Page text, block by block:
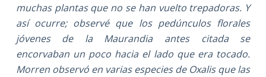
muchas plantas que no se han vuelto trepadoras. Y
así ocurre; observé que los pedúnculos florales
jóvenes de la Maurandia antes citada se
encorvaban un poco hacia el lado que era tocado.
Morren observó en varias especies de Oxalis que las